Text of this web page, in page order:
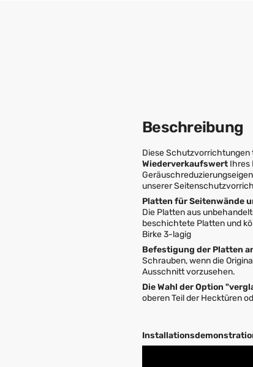
Beschreibung
Diese Schutzvorrichtungen
Wiederverkaufswert Ihres
unserer
Platten für Seitenwände
Die Platten aus
beschichtete Platten und
Birke 3-lagig
Befestigung der Platten
Schrauben, wenn die
Ausschnitt vorzusehen.
Die Wahl der Option
oberen Teil der Hecktüren